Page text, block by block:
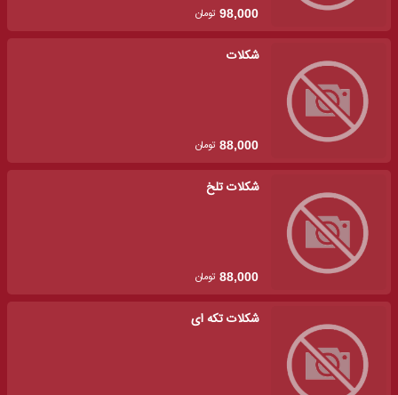
98,000 تومان
شکلات
88,000 تومان
شکلات تلخ
88,000 تومان
شکلات تکه ای